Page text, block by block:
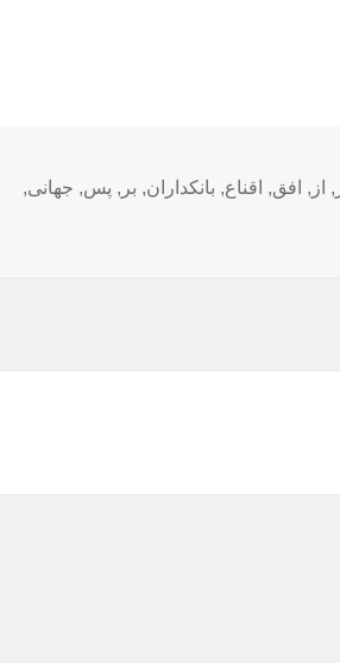
, از , افق, اقناع, بانکداران, بر , پس, جهانی,